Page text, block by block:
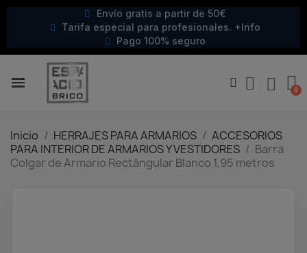
Envío gratis a partir de 50€
Tarifa especial para profesionales. +Info
Pago 100% seguro
Inicio HERRAJES PARA ARMARIOS
ACCESORIOS
PARA INTERIOR DE ARMARIOS Y VESTIDORES
Barra
Colgar de Armario Rectángular Blanco 1,95 metros